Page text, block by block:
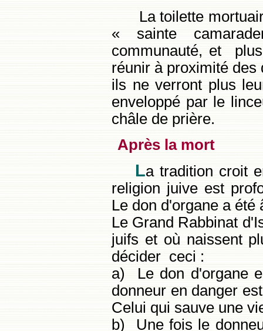
La toilette
« sainte
communauté, et
réunir à proximité des
ils ne verront plus
enveloppé par le
châle de prière.
Après la mort
La tradition croit
religion juive est
Le don d'organe a été
Le Grand Rabbinat
juifs et où naissent
décider ceci :
a) Le don d'organe
donneur en danger
Celui qui sauve une
b) Une fois le